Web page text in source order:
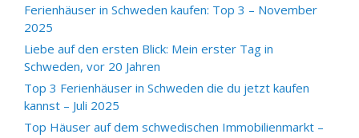
Ferienhäuser in Schweden kaufen: Top 3 – November
2025
Liebe auf den ersten Blick: Mein erster Tag in
Schweden, vor 20 Jahren
Top 3 Ferienhäuser in Schweden die du jetzt kaufen
kannst – Juli 2025
Top Häuser auf dem schwedischen Immobilienmarkt –